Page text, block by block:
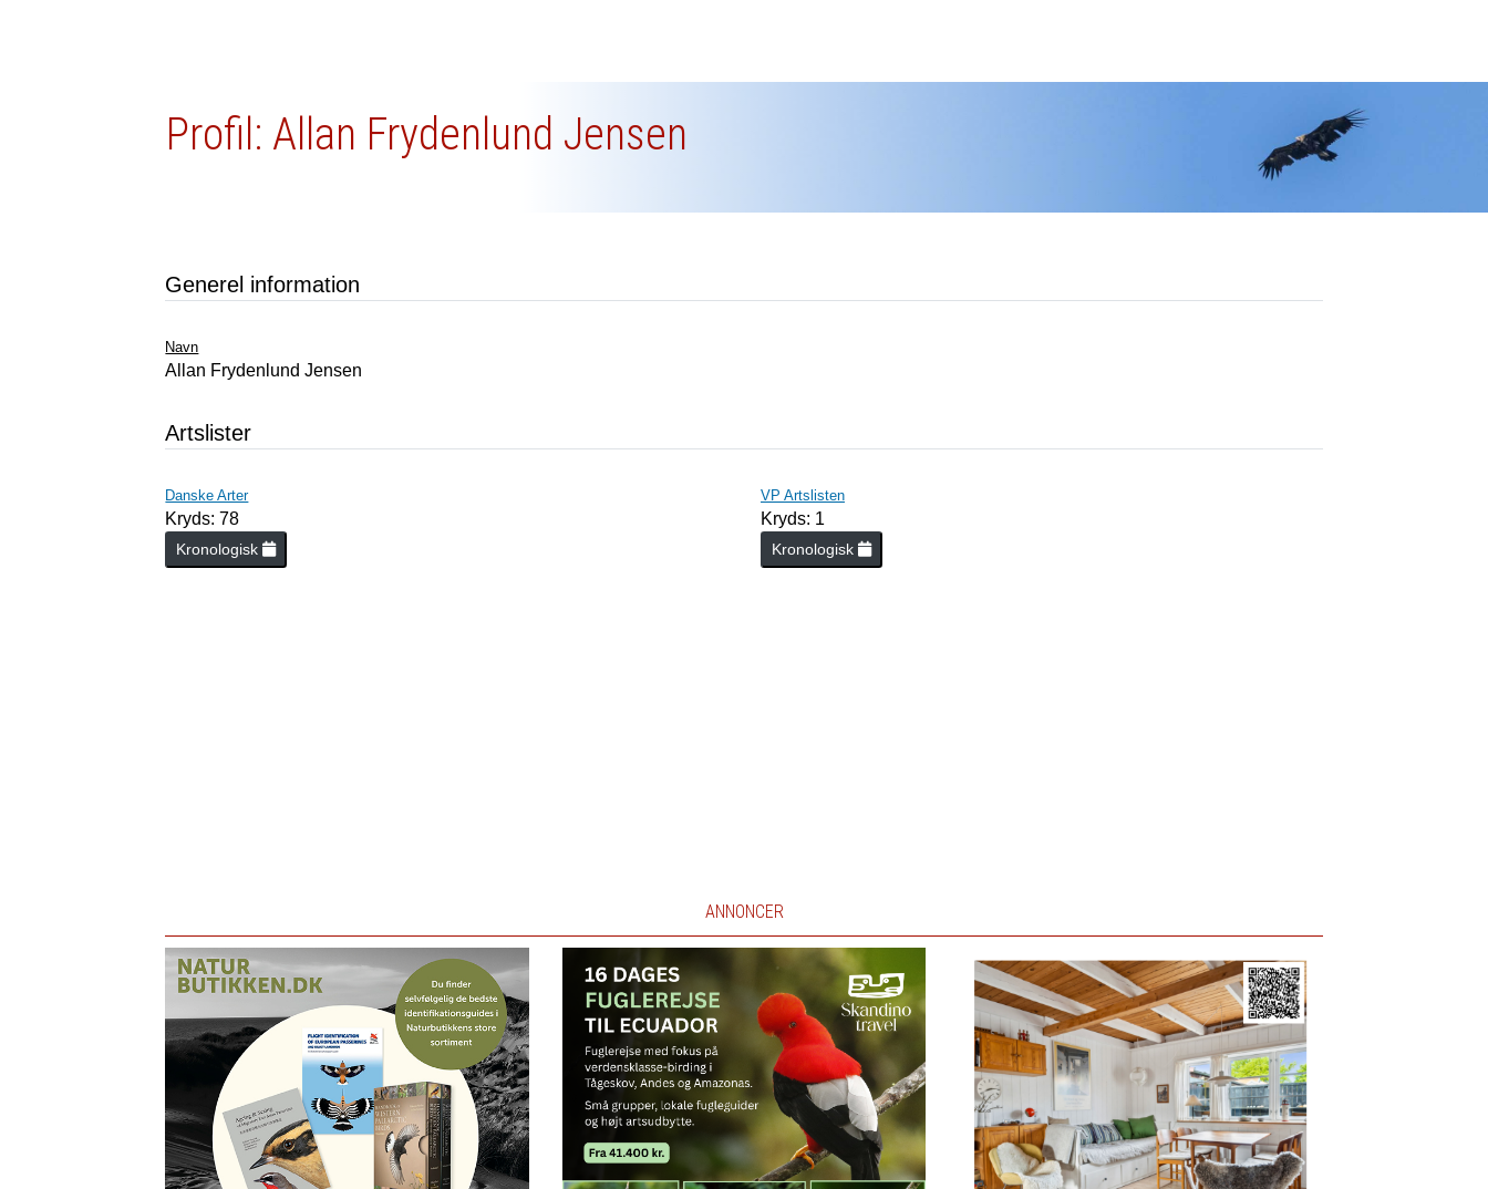
Profil: Allan Frydenlund Jensen
Generel information
Navn
Allan Frydenlund Jensen
Artslister
Danske Arter
Kryds: 78
Kronologisk
VP Artslisten
Kryds: 1
Kronologisk
ANNONCER